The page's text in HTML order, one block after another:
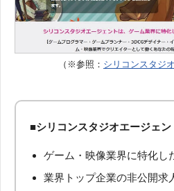
（※参照： シリコンスタジ
■シリコンスタジオエージェ
ゲーム・映像業界に特化し
業界トップ企業の非公開求